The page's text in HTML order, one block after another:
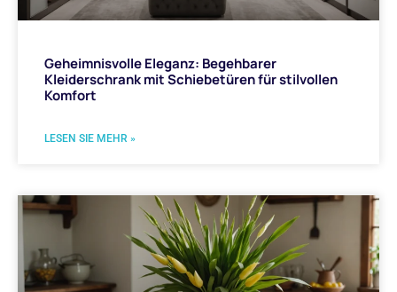
Geheimnisvolle Eleganz: Begehbarer
Kleiderschrank mit Schiebetüren für stilvollen
Komfort
LESEN SIE MEHR »